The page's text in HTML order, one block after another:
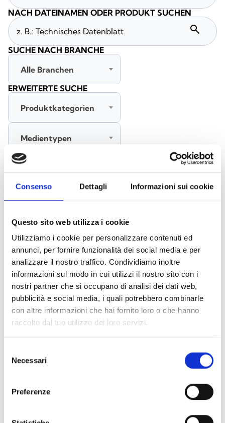
Consenso Dettagli Informazioni sui cookie
Questo sito web utilizza i cookie
Utilizziamo i cookie per personalizzare contenuti ed
annunci, per fornire funzionalità dei social media e per
analizzare il nostro traffico. Condividiamo inoltre
informazioni sul modo in cui utilizzi il nostro sito con i
nostri partner che si occupano di analisi dei dati web,
pubblicità e social media, i quali potrebbero combinarle
con altre informazioni che hai fornito loro o che hanno
raccolto dal tuo utilizzo dei loro servizi.
delNecessari
Preferenze
Zubehör für EB00-Meldersockel - Materialien(47)
Dokumente (6992)
Alle auswählen
Melden Sie sich an, bevor Sie Inhalte über das Symbol
herunterladen lock
NACH DATEINAMEN ODER PRODUKT SUCHEN
search
SUCHE NACH BRANCHE
Alle Branchen
ERWEITERTE SUCHE
Produktkategorien
Medientypen